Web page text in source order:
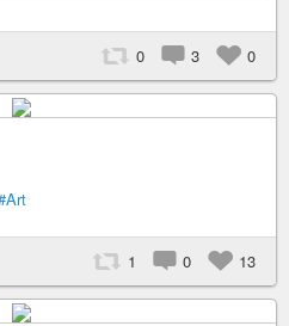
0 3 0
1 0 13